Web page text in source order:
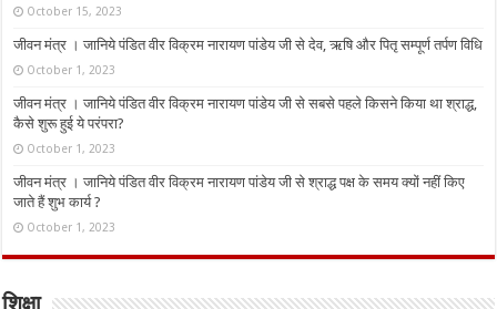
October 15, 2023
जीवन मंत्र । जानिये पंडित वीर विक्रम नारायण पांडेय जी से देव, ऋषि और पितृ सम्पूर्ण तर्पण विधि
October 1, 2023
जीवन मंत्र । जानिये पंडित वीर विक्रम नारायण पांडेय जी से सबसे पहले किसने किया था श्राद्ध,
कैसे शुरू हुई ये परंपरा?
October 1, 2023
जीवन मंत्र । जानिये पंडित वीर विक्रम नारायण पांडेय जी से श्राद्ध पक्ष के समय क्यों नहीं किए
जाते हैं शुभ कार्य ?
October 1, 2023